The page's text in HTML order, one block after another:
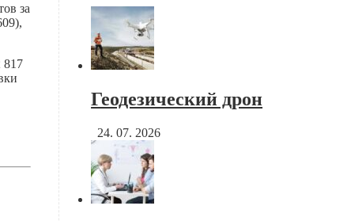
за
817
Геодезический дрон
24. 07. 2026